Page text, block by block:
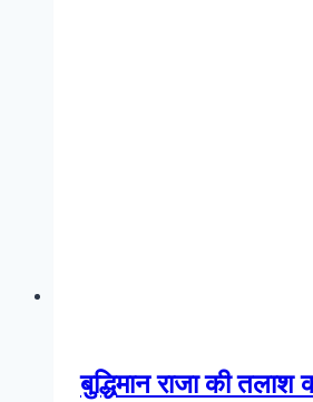
बुद्धिमान राजा की